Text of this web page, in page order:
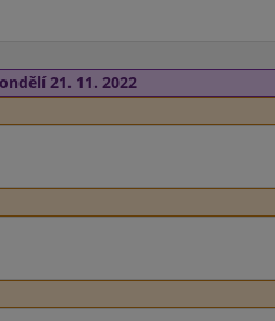
21. 11. 2022